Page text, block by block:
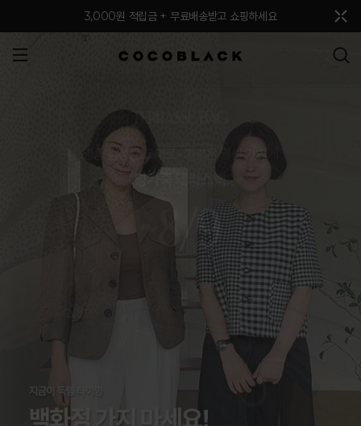
3,000원 적립금 + 무료배송받고 쇼핑하세요